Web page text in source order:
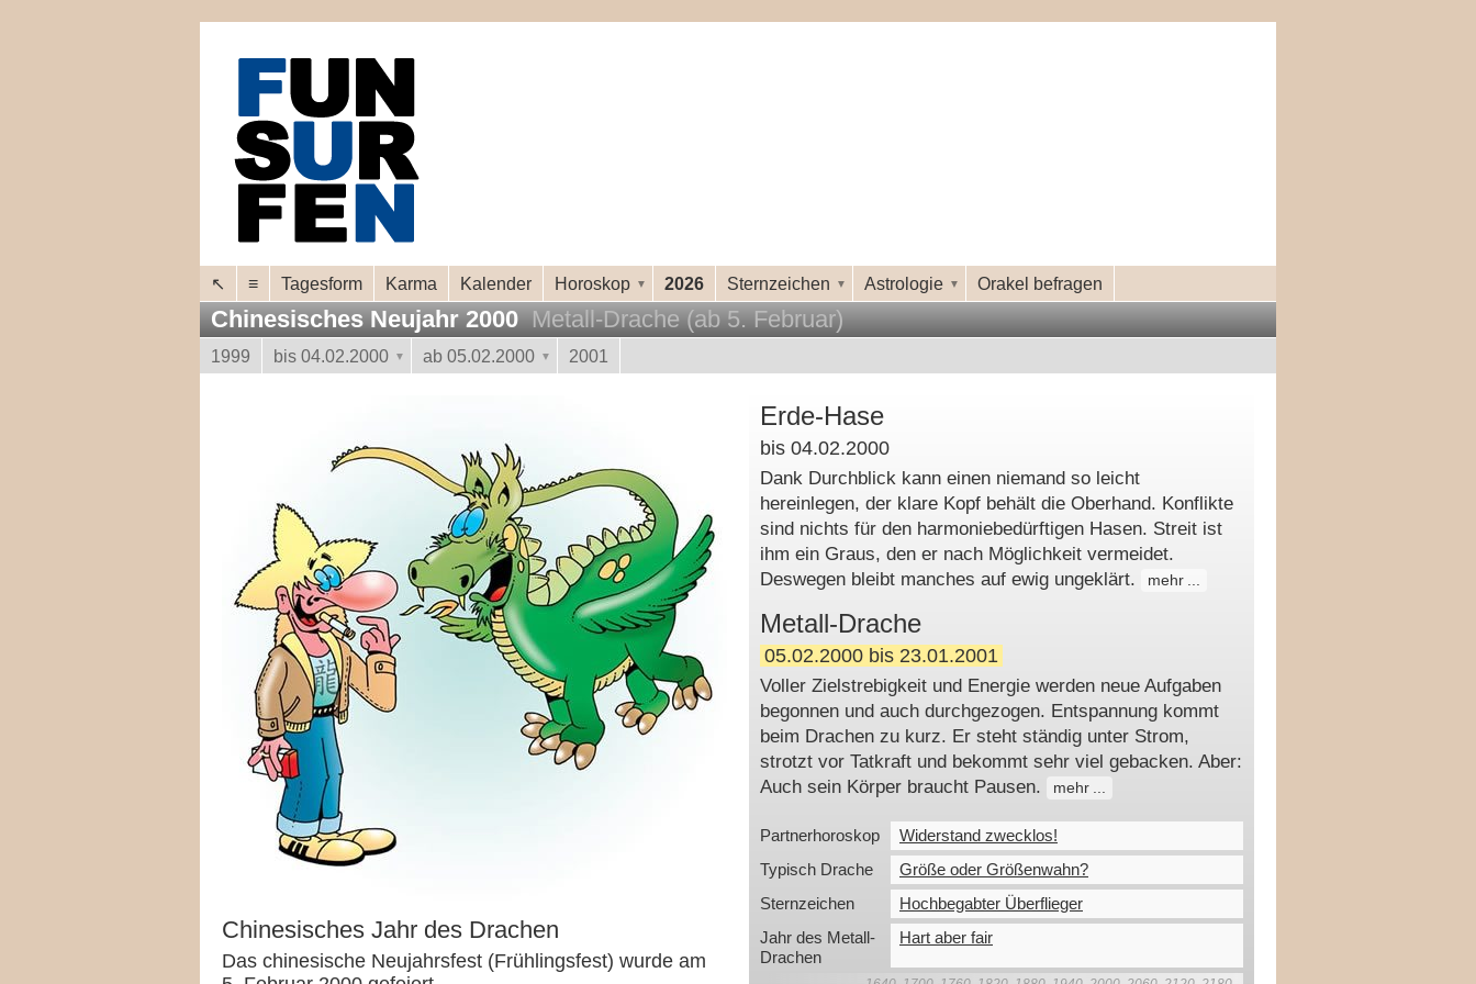
↖ ≡ Tagesform Karma Kalender Horoskop 2026 Sternzeichen Astrologie Orakel befragen
Chinesisches Neujahr 2000 Metall-Drache (ab 5. Februar)
1999 bis 04.02.2000 ab 05.02.2000 2001
Chinesisches Jahr des Drachen
Das chinesische Neujahrsfest (Frühlingsfest) wurde am
Erde-Hase
bis 04.02.2000
Dank Durchblick kann einen niemand so leicht
hereinlegen, der klare Kopf behält die Oberhand. Konflikte
sind nichts für den harmoniebedürftigen Hasen. Streit ist
ihm ein Graus, den er nach Möglichkeit vermeidet.
Deswegen bleibt manches auf ewig ungeklärt.
mehr
Metall-Drache
05.02.2000 bis 23.01.2001
Voller Zielstrebigkeit und Energie werden neue Aufgaben
begonnen und auch durchgezogen. Entspannung kommt
beim Drachen zu kurz. Er steht ständig unter Strom,
strotzt vor Tatkraft und bekommt sehr viel gebacken. Aber:
Auch sein Körper braucht Pausen.
mehr
Partnerhoroskop
Widerstand zwecklos!
Typisch Drache
Größe oder Größenwahn?
Sternzeichen
Hochbegabter Überflieger
Jahr des Metall-
Drachen
Hart aber fair